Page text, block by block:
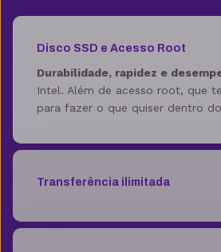
Disco SSD e Acesso Root
Durabilidade, rapidez e
Intel. Além de acesso root, que
para fazer o que quiser dentro
Transferência ilimitada